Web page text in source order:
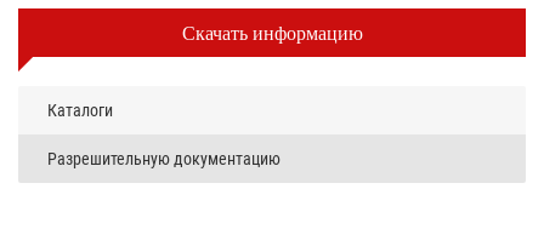
Скачать информацию
Каталоги
Разрешительную документацию